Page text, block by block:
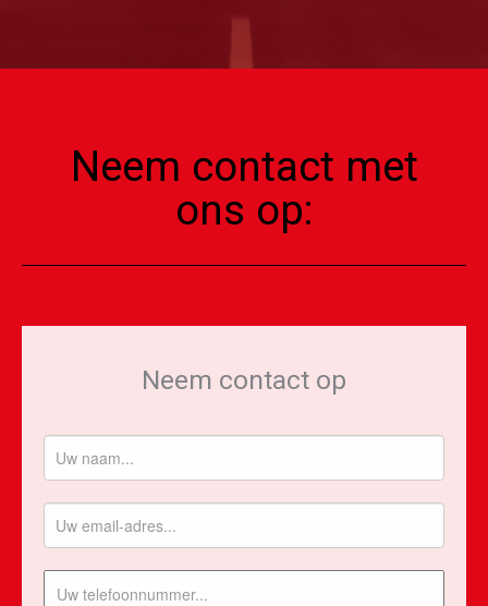
Neem contact met
ons op:
Neem contact op